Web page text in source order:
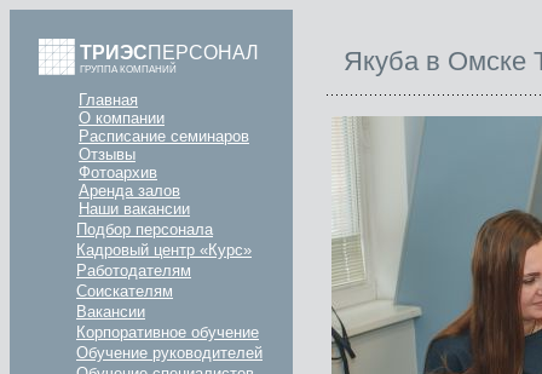
ТРИЭСПЕРСОНАЛ
ГРУППА КОМПАНИЙ
Главная
О компании
Расписание семинаров
Отзывы
Фотоархив
Аренда залов
Наши вакансии
Подбор персонала
Кадровый центр «Курс»
Работодателям
Соискателям
Вакансии
Корпоративное обучение
Обучение руководителей
Якуба в Омске